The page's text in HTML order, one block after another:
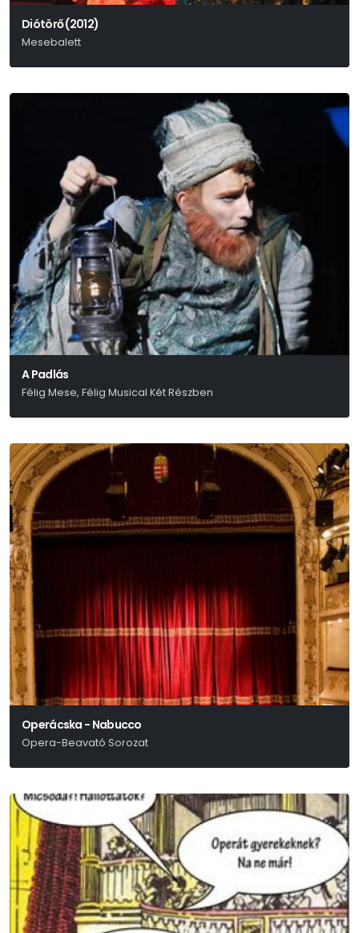
Diótörő (2012)
Mesebalett
A Padlás
Félig Mese, Félig Musical Két Részben
Operácska - Nabucco
Opera-Beavató Sorozat